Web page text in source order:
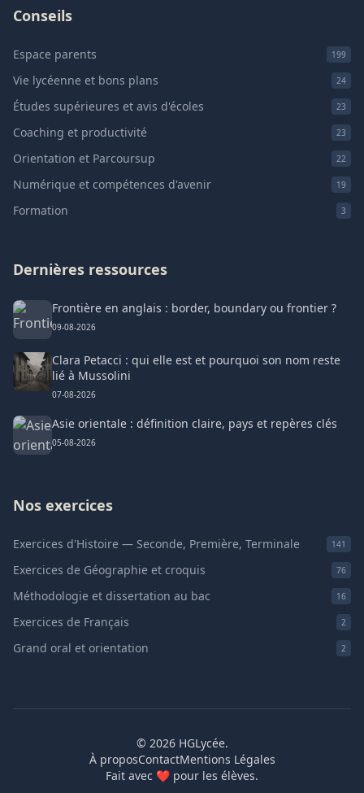
Conseils
Espace parents 199
Vie lycéenne et bons plans 24
Études supérieures et avis d'écoles 23
Coaching et productivité 23
Orientation et Parcoursup 22
Numérique et compétences d'avenir 19
Formation 3
Dernières ressources
Frontière en anglais : border, boundary ou frontier ?
09-08-2026
Clara Petacci : qui elle est et pourquoi son nom reste
lié à Mussolini
07-08-2026
Asie orientale : définition claire, pays et repères clés
05-08-2026
Nos exercices
Exercices d'Histoire — Seconde, Première, Terminale 141
Exercices de Géographie et croquis 76
Méthodologie et dissertation au bac 16
Exercices de Français 2
Grand oral et orientation 2
© 2026 HGLycée.
À proposContactMentions Légales
Fait avec ❤ pour les élèves.